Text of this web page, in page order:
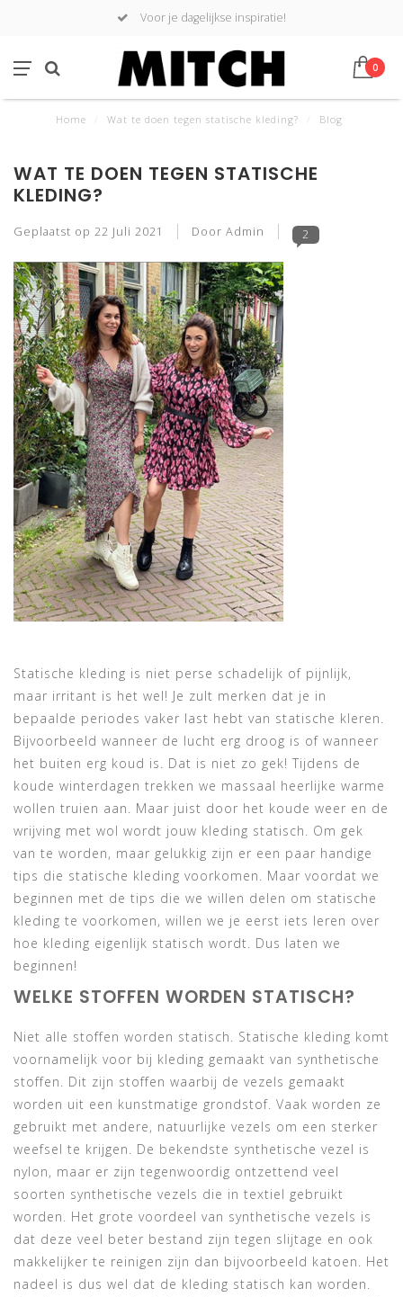
Voor je dagelijkse inspiratie!
0
Home Wat te doen tegen statische kleding? Blog
WAT TE DOEN TEGEN STATISCHE
KLEDING?
Geplaatst op 22 Juli 2021 Door Admin 2
Statische kleding is niet perse schadelijk of pijnlijk,
maar irritant is het wel! Je zult merken dat je in
bepaalde periodes vaker last hebt van statische kleren.
Bijvoorbeeld wanneer de lucht erg droog is of wanneer
het buiten erg koud is. Dat is niet zo gek! Tijdens de
koude winterdagen trekken we massaal heerlijke warme
wollen truien aan. Maar juist door het koude weer en de
wrijving met wol wordt jouw kleding statisch. Om gek
van te worden, maar gelukkig zijn er een paar handige
tips die statische kleding voorkomen. Maar voordat we
beginnen met de tips die we willen delen om statische
kleding te voorkomen, willen we je eerst iets leren over
hoe kleding eigenlijk statisch wordt. Dus laten we
beginnen!
WELKE STOFFEN WORDEN STATISCH?
Niet alle stoffen worden statisch. Statische kleding komt
voornamelijk voor bij kleding gemaakt van synthetische
stoffen. Dit zijn stoffen waarbij de vezels gemaakt
worden uit een kunstmatige grondstof. Vaak worden ze
gebruikt met andere, natuurlijke vezels om een sterker
weefsel te krijgen. De bekendste synthetische vezel is
nylon, maar er zijn tegenwoordig ontzettend veel
soorten synthetische vezels die in textiel gebruikt
worden. Het grote voordeel van synthetische vezels is
dat deze veel beter bestand zijn tegen slijtage en ook
makkelijker te reinigen zijn dan bijvoorbeeld katoen. Het
nadeel is dus wel dat de kleding statisch kan worden.